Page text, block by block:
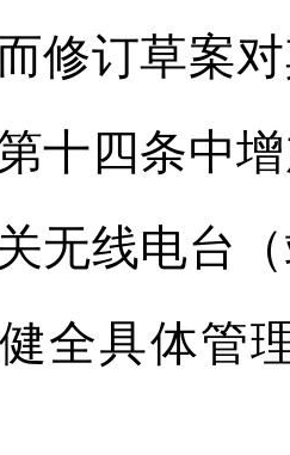
修订草案
十四条中
无线电台
全具体管